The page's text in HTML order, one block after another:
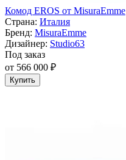
Комод EROS от MisuraEmme
Страна: Италия
Бренд: MisuraEmme
Дизайнер: Studio63
Под заказ
от 566 000 ₽
Купить